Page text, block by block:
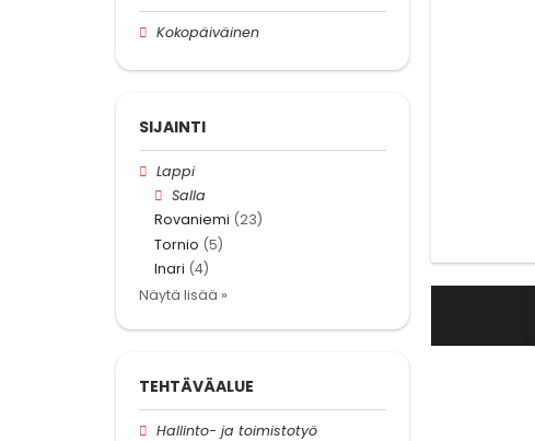
Kokopäiväinen
SIJAINTI
Lappi
Salla
Rovaniemi (23)
Tornio (5)
Inari (4)
Näytä lisää »
TEHTÄVÄALUE
Hallinto- ja toimistotyö